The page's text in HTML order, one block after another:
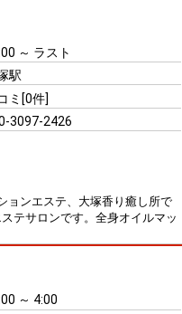
～ ラスト
駅
ミ[0件]
3097-2426
ョンエステ、大塚香り癒し所で
テサロンです。全身オイルマッ
～ 4:00